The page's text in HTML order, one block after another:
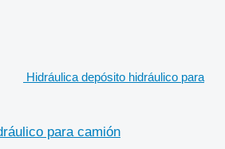
Hidráulica depósito hidráulico para
para camión